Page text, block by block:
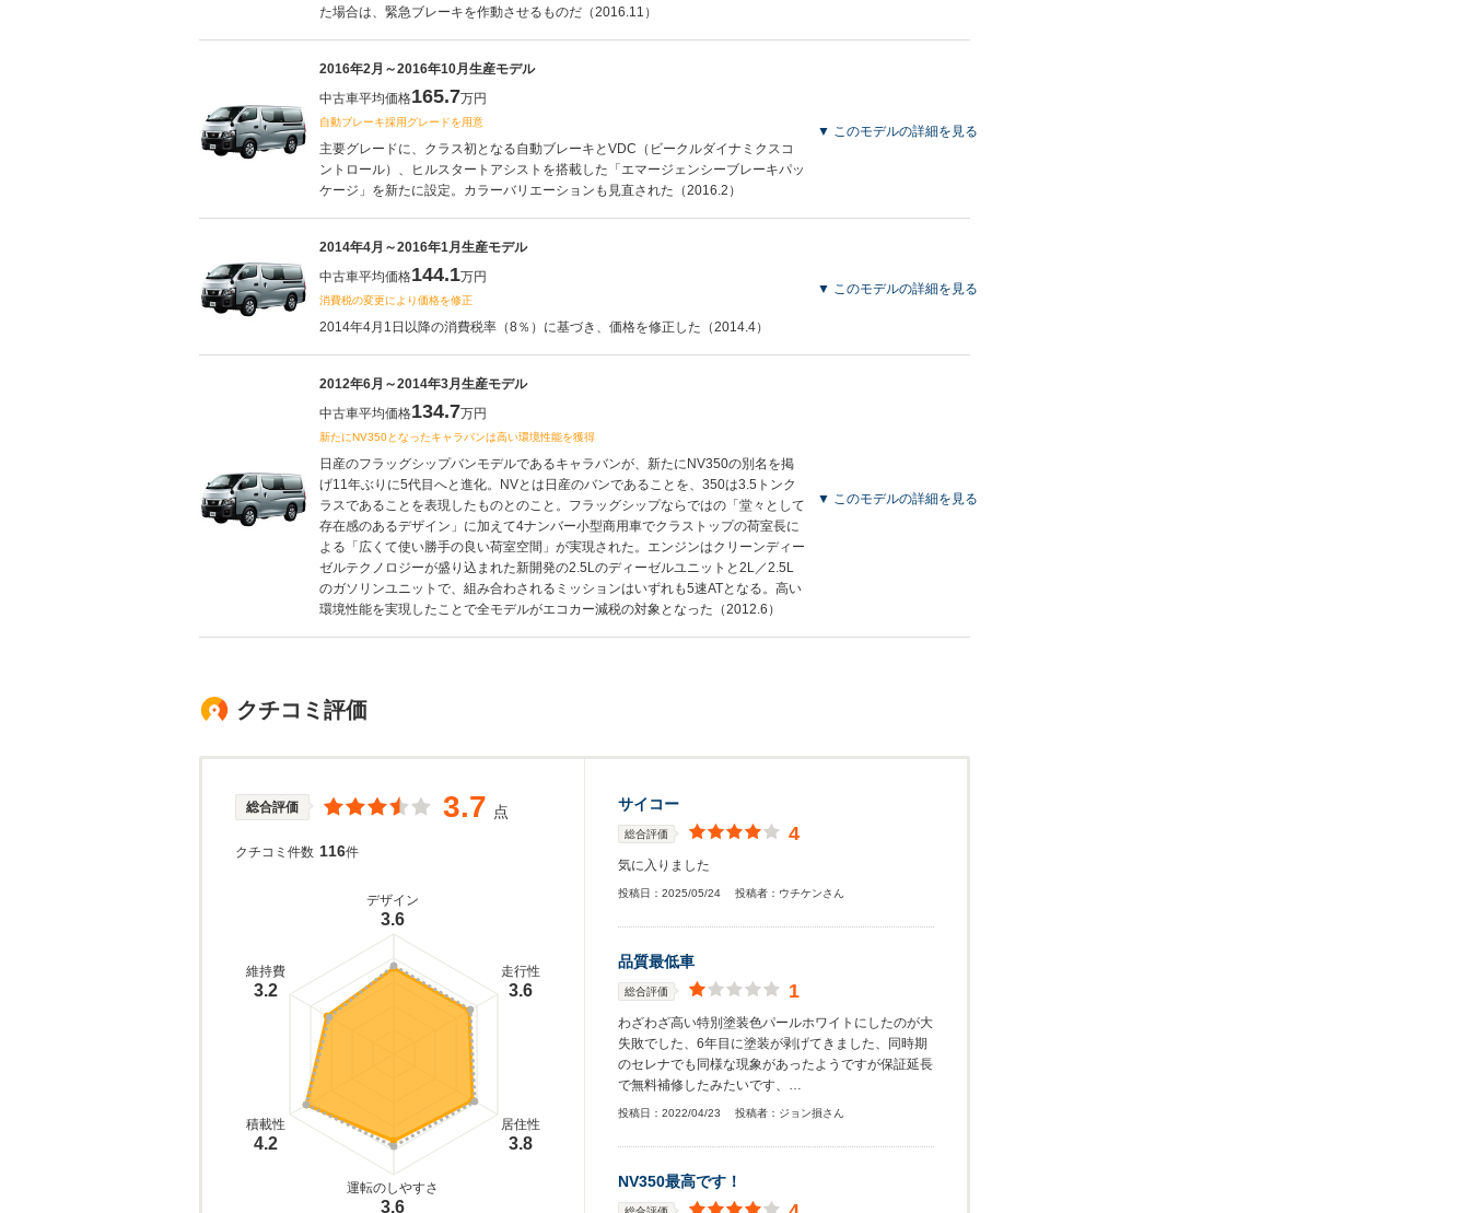
た場合は、緊急ブレーキを作動させるものだ（2016.11）
2016年2月～2016年10月生産モデル
中古車平均価格165.7万円
自動ブレーキ採用グレードを用意
主要グレードに、クラス初となる自動ブレーキとVDC（ビークルダイナミクスコ
ントロール）、ヒルスタートアシストを搭載した「エマージェンシーブレーキパッ
ケージ」を新たに設定。カラーバリエーションも見直された（2016.2）
▼ このモデルの詳細を見る
2014年4月～2016年1月生産モデル
中古車平均価格144.1万円
消費税の変更により価格を修正
2014年4月1日以降の消費税率（8％）に基づき、価格を修正した（2014.4）
▼ このモデルの詳細を見る
2012年6月～2014年3月生産モデル
中古車平均価格134.7万円
新たにNV350となったキャラバンは高い環境性能を獲得
日産のフラッグシップバンモデルであるキャラバンが、新たにNV350の別名を掲
げ11年ぶりに5代目へと進化。NVとは日産のバンであることを、350は3.5トンク
ラスであることを表現したものとのこと。フラッグシップならではの「堂々として
存在感のあるデザイン」に加えて4ナンバー小型商用車でクラストップの荷室長に
よる「広くて使い勝手の良い荷室空間」が実現された。エンジンはクリーンディー
ゼルテクノロジーが盛り込まれた新開発の2.5Lのディーゼルユニットと2L／2.5L
のガソリンユニットで、組み合わされるミッションはいずれも5速ATとなる。高い
環境性能を実現したことで全モデルがエコカー減税の対象となった（2012.6）
▼ このモデルの詳細を見る
クチコミ評価
総合評価 3.7 点
クチコミ件数 116件
デザイン
3.6
走行性
3.6
居住性
3.8
運転のしやすさ
3.6
積載性
4.2
維持費
3.2
サイコー
総合評価 4
気に入りました
投稿日： 2025/05/24 投稿者： ウチケンさん
品質最低車
総合評価 1
わざわざ高い特別塗装色パールホワイトにしたのが大
失敗でした、6年目に塗装が剥げてきました、同時期
のセレナでも同様な現象があったようですが保証延長
で無料補修したみたいです、…
投稿日： 2022/04/23 投稿者： ジョン損さん
NV350最高です！